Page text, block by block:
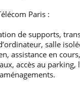
Paris :
de supports,
salle
assistance en
accès au parking,